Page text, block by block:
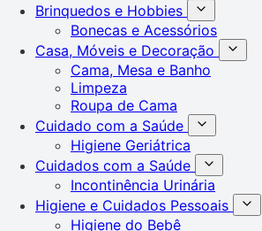
Brinquedos e Hobbies
Bonecas e Acessórios
Casa, Móveis e Decoração
Cama, Mesa e Banho
Limpeza
Roupa de Cama
Cuidado com a Saúde
Higiene Geriátrica
Cuidados com a Saúde
Incontinência Urinária
Higiene e Cuidados Pessoais
Higiene do Bebê